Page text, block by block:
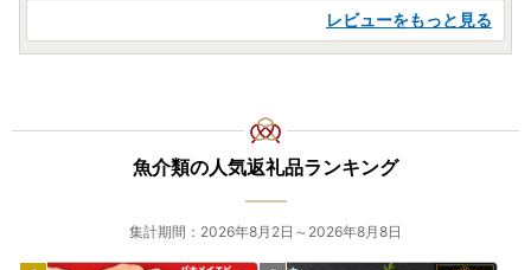
レビューをもっと見る
魚介類の人気返礼品ランキング
集計期間：2026年8月2日～2026年8月8日